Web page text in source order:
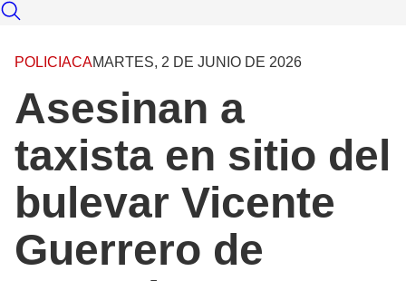
POLICIACAMARTES, 2 DE JUNIO DE 2026
Asesinan a
taxista en sitio del
bulevar Vicente
Guerrero de